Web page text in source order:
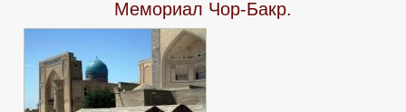
Мемориал Чор-Бакр.